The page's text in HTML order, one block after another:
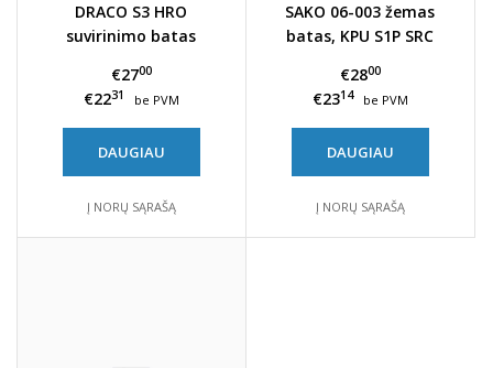
DRACO S3 HRO
suvirinimo batas
€2700
€2231 be PVM
DAUGIAU
Į NORŲ SĄRAŠĄ
SAKO 06-003 žemas
batas, KPU S1P SRC
€2800
€2314 be PVM
DAUGIAU
Į NORŲ SĄRAŠĄ